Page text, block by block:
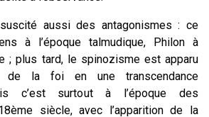
aussi des antagonismes : ce
à l’époque talmudique, Philon à
; plus tard, le spinozisme est apparu
de la foi en une transcendance
c’est surtout à l’époque des
ème siècle, avec l’apparition de la